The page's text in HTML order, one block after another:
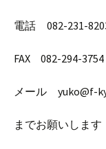
電話 082-231-
FAX 082-294-3754
メール yuko@f-
までお願いします